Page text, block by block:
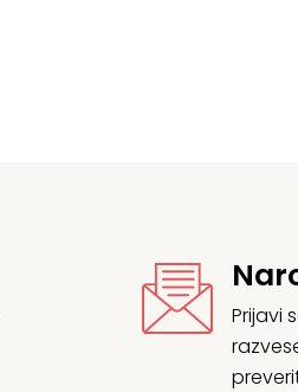
Prijavi